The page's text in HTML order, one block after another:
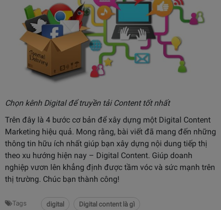
Chọn kênh Digital để truyền tải Content tốt nhất
Trên đây là 4 bước cơ bản để xây dựng một Digital Content
Marketing hiệu quả. Mong rằng, bài viết đã mang đến những
thông tin hữu ích nhất giúp bạn xây dựng nội dung tiếp thị
theo xu hướng hiện nay – Digital Content. Giúp doanh
nghiệp vươn lên khẳng định được tầm vóc và sức mạnh trên
thị trường. Chúc bạn thành công!
Tags digital
Digital content là gì